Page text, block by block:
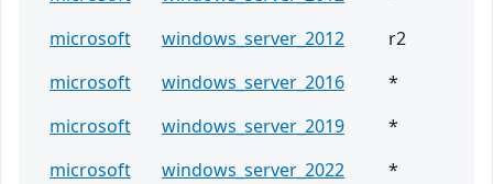
microsoft
windows_server_2012
r2
microsoft
windows_server_2016
*
microsoft
windows_server_2019
*
microsoft
windows_server_2022
*